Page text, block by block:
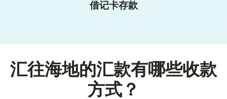
借记卡存款
汇往海地的汇款有哪些收款
方式？